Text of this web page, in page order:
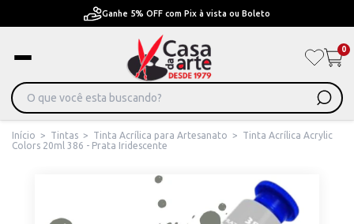
Pague em Até 6x sem juros ou ate 12x com juros
0
Início > Tintas > Tinta Acrílica para Artesanato >
Tinta Acrílica Acrylic
Colors 20ml 386 - Prata Iridescente